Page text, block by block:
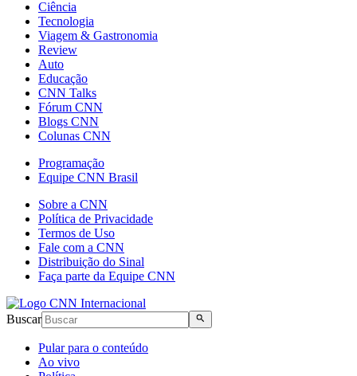
Ciência
Tecnologia
Viagem & Gastronomia
Review
Auto
Educação
CNN Talks
Fórum CNN
Blogs CNN
Colunas CNN
Programação
Equipe CNN Brasil
Sobre a CNN
Política de Privacidade
Termos de Uso
Fale com a CNN
Distribuição do Sinal
Faça parte da Equipe CNN
Buscar
Pular para o conteúdo
Ao vivo